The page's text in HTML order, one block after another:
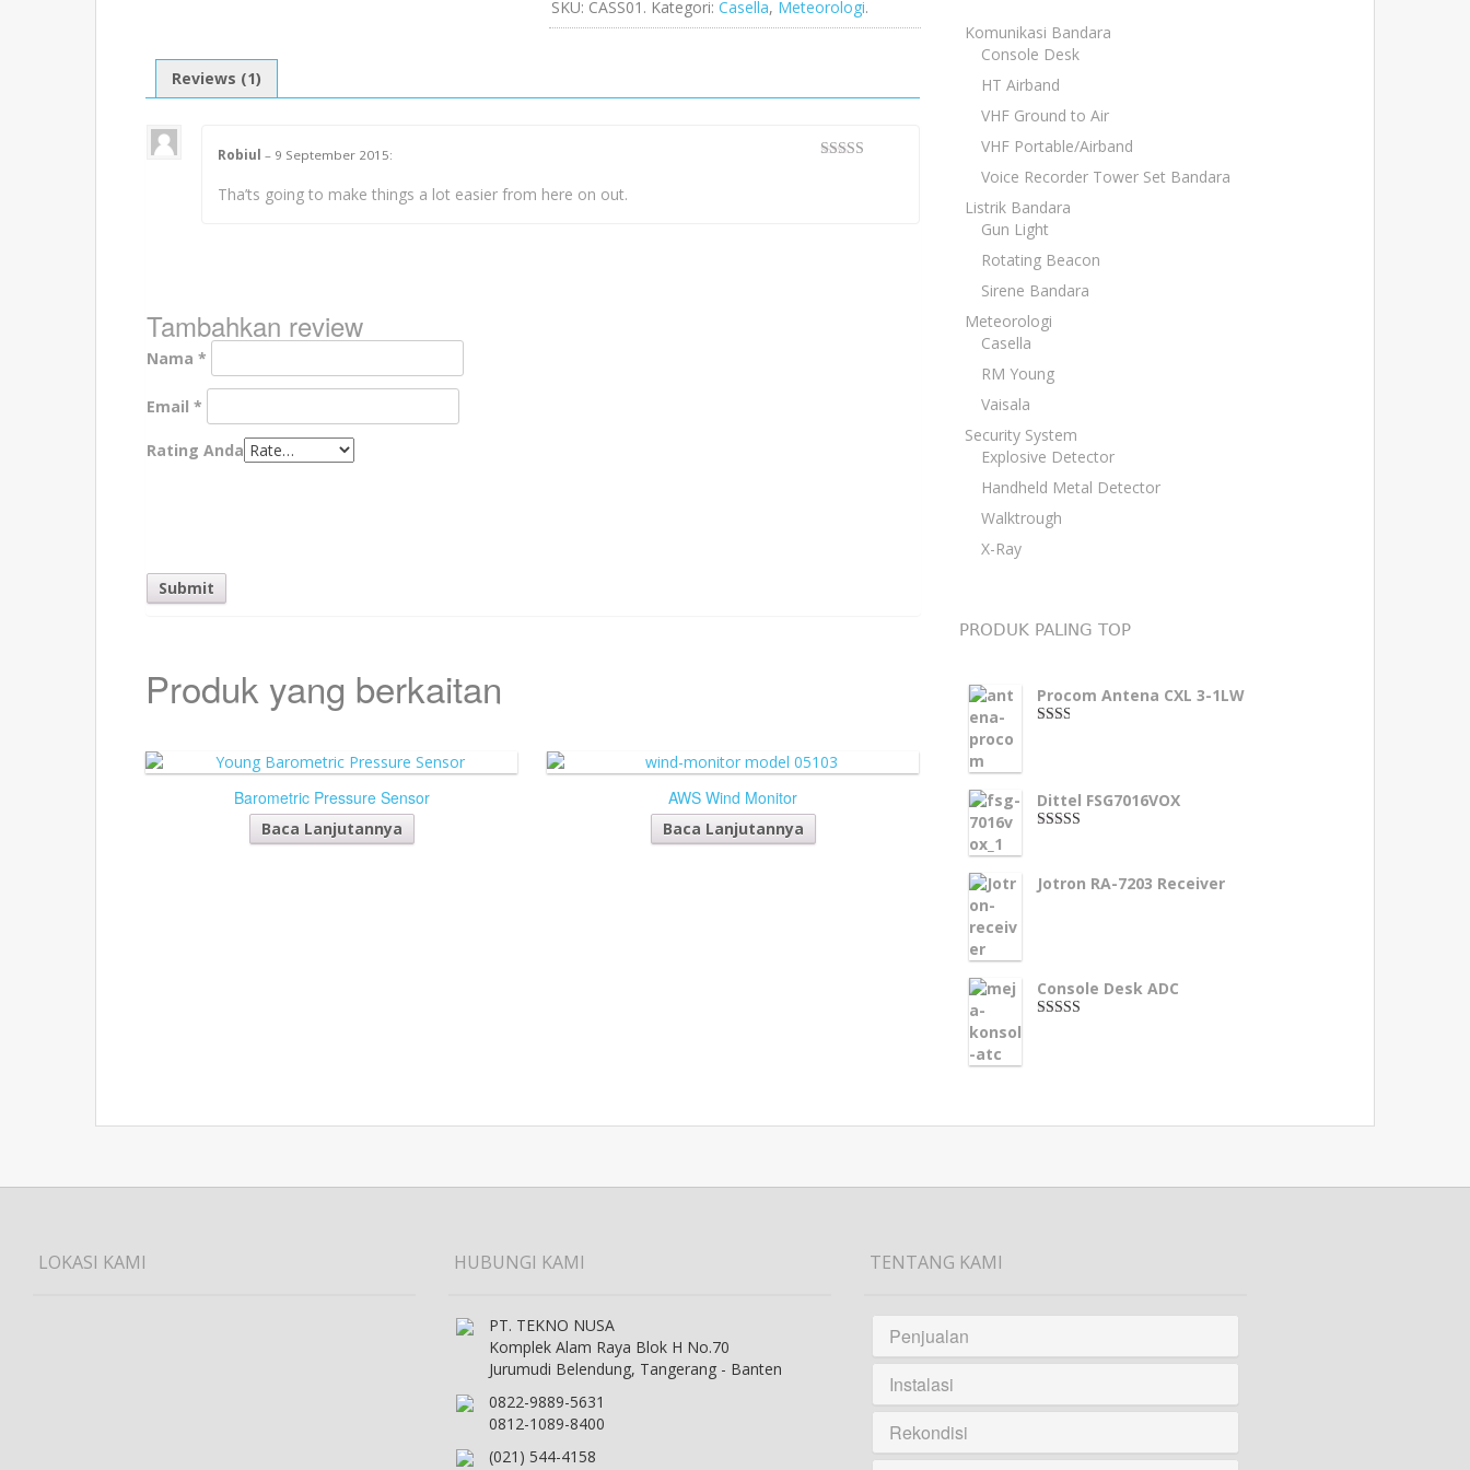
SKU: CASS01 . Kategori: Casella, Meteorologi.
Reviews (1)
Robiul – 9 September 2015:
Tha’ts going to make things a lot easier from here on out.
Tambahkan review
Nama *
Email *
Rating Anda
Produk yang berkaitan
Barometric Pressure Sensor
Baca Lanjutannya
AWS Wind Monitor
Baca Lanjutannya
Komunikasi Bandara
Console Desk
HT Airband
VHF Ground to Air
VHF Portable/Airband
Voice Recorder Tower Set Bandara
Listrik Bandara
Gun Light
Rotating Beacon
Sirene Bandara
Meteorologi
Casella
RM Young
Vaisala
Security System
Explosive Detector
Handheld Metal Detector
Walktrough
X-Ray
PRODUK PALING TOP
Procom Antena CXL 3-1LW
Dittel FSG7016VOX
Jotron RA-7203 Receiver
Console Desk ADC
LOKASI KAMI HUBUNGI KAMI
PT. TEKNO NUSA
Komplek Alam Raya Blok H No.70
Jurumudi Belendung, Tangerang - Banten
0822-9889-5631
0812-1089-8400
(021) 544-4158
TENTANG KAMI
Penjualan
Instalasi
Rekondisi